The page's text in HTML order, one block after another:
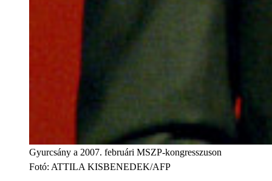
Gyurcsány a 2007. februári MSZP-kongresszuson
Fotó: ATTILA KISBENEDEK/AFP